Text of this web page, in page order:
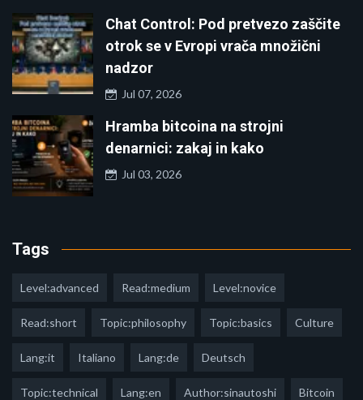
Chat Control: Pod pretvezo zaščite
otrok se v Evropi vrača množični
nadzor
Jul 07, 2026
Hramba bitcoina na strojni
denarnici: zakaj in kako
Jul 03, 2026
Tags
Level:advanced Read:medium Level:novice
Read:short Topic:philosophy Topic:basics Culture
Lang:it Italiano Lang:de Deutsch
Topic:technical Lang:en Author:sinautoshi Bitcoin